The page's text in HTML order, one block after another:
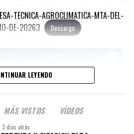
TECNICA-AGROCLIMATICA-MTA-DEL-
DE-20263
Descarga
LEYENDO
MÁS VISTOS VÍDEOS
3 días atrás